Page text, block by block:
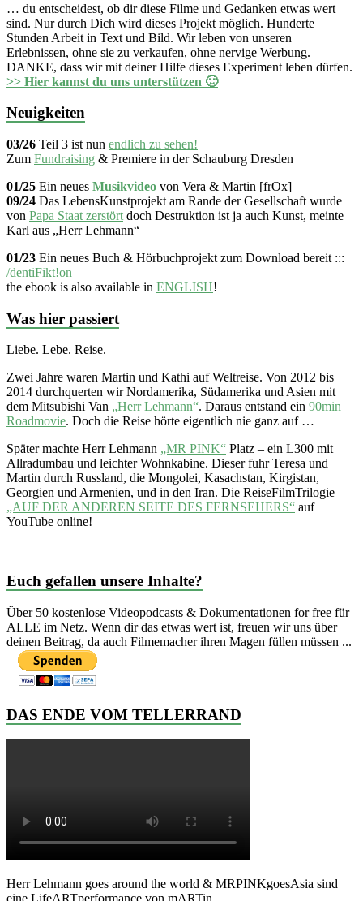
… du entscheidest, ob dir diese Filme und Gedanken etwas wert
sind. Nur durch Dich wird dieses Projekt möglich. Hunderte
Stunden Arbeit in Text und Bild. Wir leben von unseren
Erlebnissen, ohne sie zu verkaufen, ohne nervige Werbung.
DANKE, dass wir mit deiner Hilfe dieses Experiment leben dürfen.
>> Hier kannst du uns unterstützen 🙂
Neuigkeiten
03/26 Teil 3 ist nun endlich zu sehen!
Zum Fundraising & Premiere in der Schauburg Dresden
01/25 Ein neues Musikvideo von Vera & Martin [frOx]
09/24 Das LebensKunstprojekt am Rande der Gesellschaft wurde
von Papa Staat zerstört doch Destruktion ist ja auch Kunst, meinte
Karl aus „Herr Lehmann“
01/23 Ein neues Buch & Hörbuchprojekt zum Download bereit :::
/dentiFikt!on
the ebook is also available in ENGLISH!
Was hier passiert
Liebe. Lebe. Reise.
Zwei Jahre waren Martin und Kathi auf Weltreise. Von 2012 bis
2014 durchquerten wir Nordamerika, Südamerika und Asien mit
dem Mitsubishi Van „Herr Lehmann“. Daraus entstand ein 90min
Roadmovie. Doch die Reise hörte eigentlich nie ganz auf …
Später machte Herr Lehmann „MR PINK“ Platz – ein L300 mit
Allradumbau und leichter Wohnkabine. Dieser fuhr Teresa und
Martin durch Russland, die Mongolei, Kasachstan, Kirgistan,
Georgien und Armenien, und in den Iran. Die ReiseFilmTrilogie
„AUF DER ANDEREN SEITE DES FERNSEHERS“ auf
YouTube online!
Euch gefallen unsere Inhalte?
Über 50 kostenlose Videopodcasts & Dokumentationen for free für
ALLE im Netz. Wenn dir das etwas wert ist, freuen wir uns über
deinen Beitrag, da auch Filmemacher ihren Magen füllen müssen ...
DAS ENDE VOM TELLERRAND
Herr Lehmann goes around the world & MRPINKgoesAsia sind